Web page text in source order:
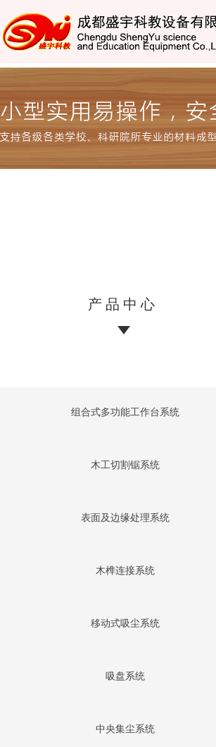
产品中心
组合式多功能工作台系统
木工切割锯系统
表面及边缘处理系统
木榫连接系统
移动式吸尘系统
吸盘系统
中央集尘系统